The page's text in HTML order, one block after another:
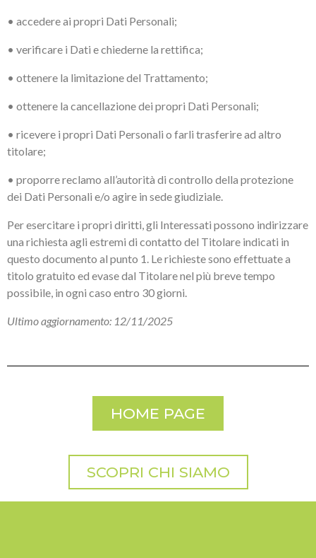
• accedere ai propri Dati Personali;
• verificare i Dati e chiederne la rettifica;
• ottenere la limitazione del Trattamento;
• ottenere la cancellazione dei propri Dati Personali;
• ricevere i propri Dati Personali o farli trasferire ad altro
titolare;
• proporre reclamo all’autorità di controllo della protezione
dei Dati Personali e/o agire in sede giudiziale.
Per esercitare i propri diritti, gli Interessati possono indirizzare
una richiesta agli estremi di contatto del Titolare indicati in
questo documento al punto 1. Le richieste sono effettuate a
titolo gratuito ed evase dal Titolare nel più breve tempo
possibile, in ogni caso entro 30 giorni.
Ultimo aggiornamento: 12/11/2025
HOME PAGE
SCOPRI CHI SIAMO